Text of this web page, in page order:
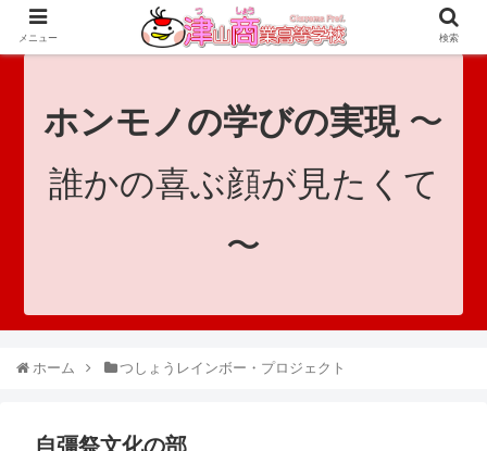
since 1921｜地域と共に未来へつなげ！｜Tsuyama Commercial High School
ホンモノの学びの実現〜
誰かの喜ぶ顔が見たくて
〜
ホーム つしょうレインボー・プロジェクト
自彊祭文化の部
メニュー 検索